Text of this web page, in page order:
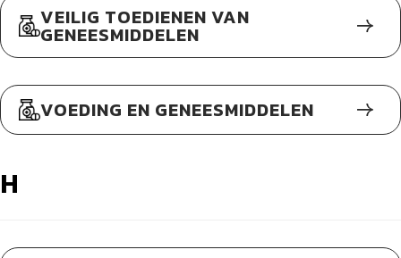
VEILIG TOEDIENEN VAN
GENEESMIDDELEN
VOEDING EN GENEESMIDDELEN
H